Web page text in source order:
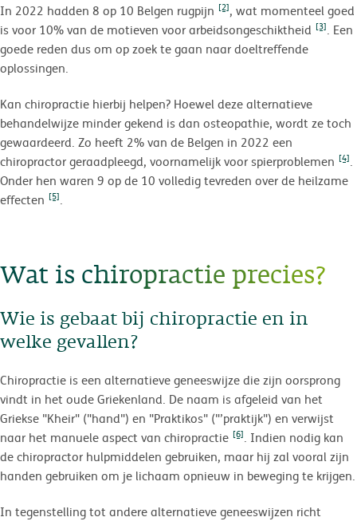
In 2022 hadden 8 op 10 Belgen rugpijn [2], wat momenteel goed
is voor 10% van de motieven voor arbeidsongeschiktheid [3]. Een
goede reden dus om op zoek te gaan naar doeltreffende
oplossingen.
Kan chiropractie hierbij helpen? Hoewel deze alternatieve
behandelwijze minder gekend is dan osteopathie, wordt ze toch
gewaardeerd. Zo heeft 2% van de Belgen in 2022 een
chiropractor geraadpleegd, voornamelijk voor spierproblemen [4].
Onder hen waren 9 op de 10 volledig tevreden over de heilzame
effecten [5].
Wat is chiropractie precies?
Wie is gebaat bij chiropractie en in
welke gevallen?
Chiropractie is een alternatieve geneeswijze die zijn oorsprong
vindt in het oude Griekenland. De naam is afgeleid van het
Griekse "Kheir" ("hand") en "Praktikos" ("’praktijk") en verwijst
naar het manuele aspect van chiropractie [6]. Indien nodig kan
de chiropractor hulpmiddelen gebruiken, maar hij zal vooral zijn
handen gebruiken om je lichaam opnieuw in beweging te krijgen.
In tegenstelling tot andere alternatieve geneeswijzen richt